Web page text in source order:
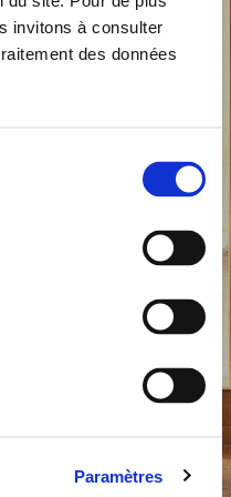
invitons à consulter
des données
Paramètres